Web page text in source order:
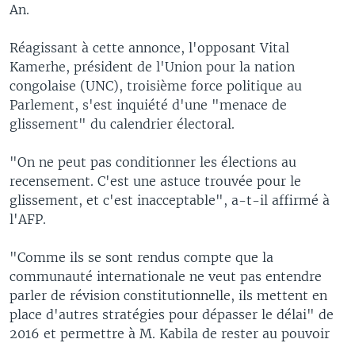
An.
Réagissant à cette annonce, l'opposant Vital
Kamerhe, président de l'Union pour la nation
congolaise (UNC), troisième force politique au
Parlement, s'est inquiété d'une "menace de
glissement" du calendrier électoral.
"On ne peut pas conditionner les élections au
recensement. C'est une astuce trouvée pour le
glissement, et c'est inacceptable", a-t-il affirmé à
l'AFP.
"Comme ils se sont rendus compte que la
communauté internationale ne veut pas entendre
parler de révision constitutionnelle, ils mettent en
place d'autres stratégies pour dépasser le délai" de
2016 et permettre à M. Kabila de rester au pouvoir